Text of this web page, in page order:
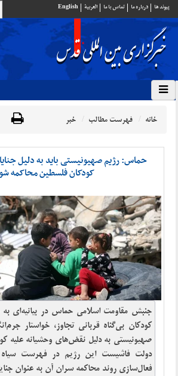
پيوند ها درباره ما تماس با ما العربية English
خانه فهرست مطالب خبر
حماس: رژیم صهیونیستی باید به ‌دلیل
کودکان فلسطین محاکمه
جنبش مقاومت اسلامی حماس در بیانیه‌ای
کودکان بی‌گناه قربانی تجاوز، خواستار
صهیونیستی به‌ دلیل نقض‌های وحشیانه علیه
دولت فاشیست این رژیم در فهرست
فعال‌سازی روند محاکمه سران آن به ‌عنوان